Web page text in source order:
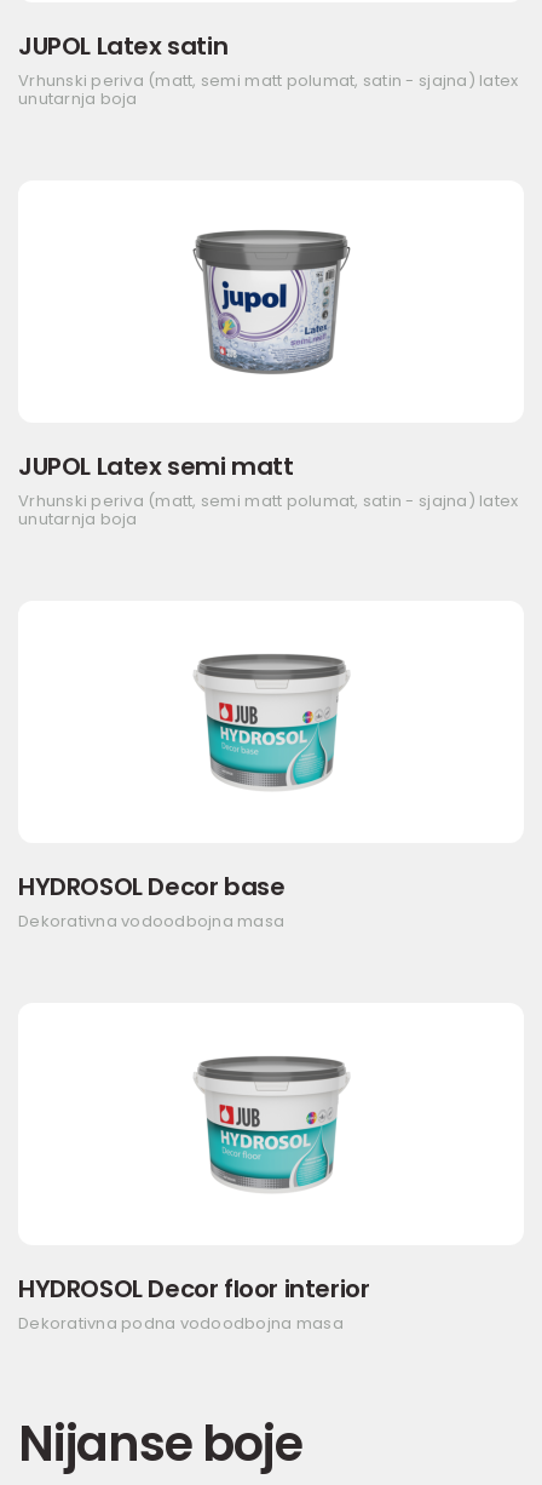
JUPOL Latex satin
Vrhunski periva (matt, semi matt polumat, satin - sjajna) latex
unutarnja boja
JUPOL Latex semi matt
Vrhunski periva (matt, semi matt polumat, satin - sjajna) latex
unutarnja boja
HYDROSOL Decor base
Dekorativna vodoodbojna masa
HYDROSOL Decor floor interior
Dekorativna podna vodoodbojna masa
Nijanse boje